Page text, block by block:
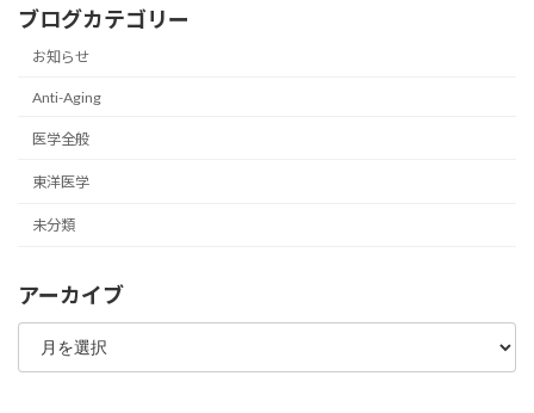
ブログカテゴリー
お知らせ
Anti-Aging
医学全般
東洋医学
未分類
アーカイブ
ア
カ